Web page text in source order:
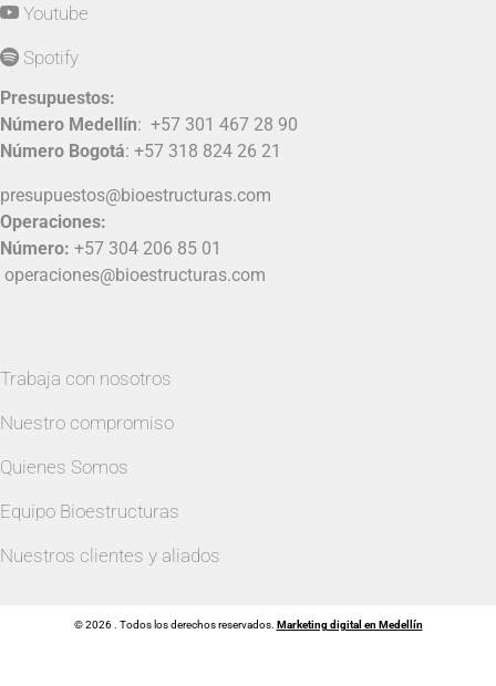
Youtube
Spotify
Presupuestos:
Número Medellín: +57 301 467 28 90
Número Bogotá: +57 318 824 26 21
presupuestos@bioestructuras.com
Operaciones:
Número: +57 304 206 85 01
operaciones@bioestructuras.com
Trabaja con nosotros
Nuestro compromiso
Quienes Somos
Equipo Bioestructuras
Nuestros clientes y aliados
© 2026 . Todos los derechos reservados. Marketing digital en Medellín